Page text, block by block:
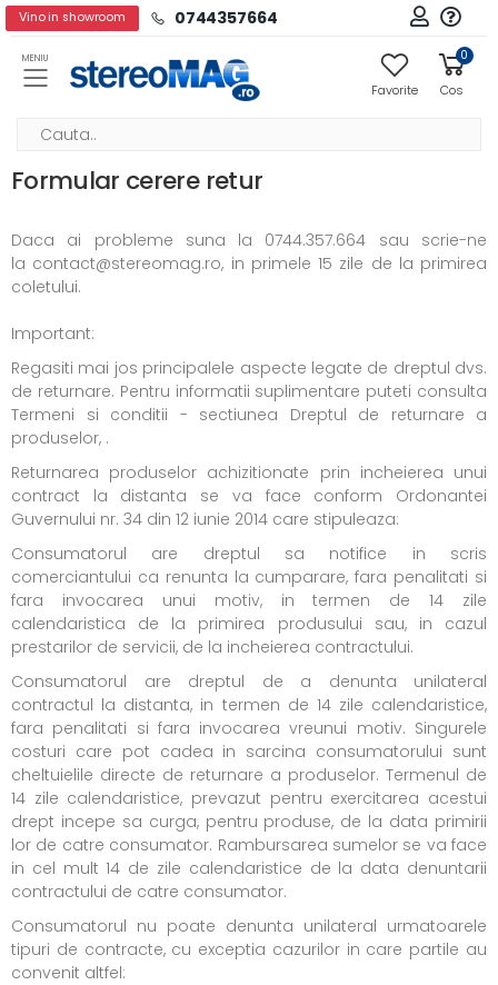
Vino in showroom 0744357664
MENIU
Favorite
0
Cos
Formular cerere retur
Daca ai probleme suna la 0744.357.664 sau scrie-ne
la contact@stereomag.ro, in primele 15 zile de la primirea
coletului.
Important:
Regasiti mai jos principalele aspecte legate de dreptul dvs.
de returnare. Pentru informatii suplimentare puteti consulta
Termeni si conditii - sectiunea Dreptul de returnare a
produselor, .
Returnarea produselor achizitionate prin incheierea unui
contract la distanta se va face conform Ordonantei
Guvernului nr. 34 din 12 iunie 2014 care stipuleaza:
Consumatorul are dreptul sa notifice in scris
comerciantului ca renunta la cumparare, fara penalitati si
fara invocarea unui motiv, in termen de 14 zile
calendaristica de la primirea produsului sau, in cazul
prestarilor de servicii, de la incheierea contractului.
Consumatorul are dreptul de a denunta unilateral
contractul la distanta, in termen de 14 zile calendaristice,
fara penalitati si fara invocarea vreunui motiv. Singurele
costuri care pot cadea in sarcina consumatorului sunt
cheltuielile directe de returnare a produselor. Termenul de
14 zile calendaristice, prevazut pentru exercitarea acestui
drept incepe sa curga, pentru produse, de la data primirii
lor de catre consumator. Rambursarea sumelor se va face
in cel mult 14 de zile calendaristice de la data denuntarii
contractului de catre consumator.
Consumatorul nu poate denunta unilateral urmatoarele
tipuri de contracte, cu exceptia cazurilor in care partile au
convenit altfel: